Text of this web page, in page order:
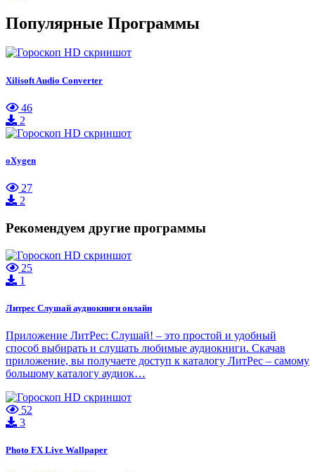
Популярные Программы
Xilisoft Audio Converter
46
2
oXygen
27
2
Рекомендуем другие программы
25
1
Литрес Слушай аудиокниги онлайн
Приложение ЛитРес: Слушай! – это простой и удобный
способ выбирать и слушать любимые аудиокниги. Скачав
приложение, вы получаете доступ к каталогу ЛитРес – самому
большому каталогу аудиок…
52
3
Photo FX Live Wallpaper